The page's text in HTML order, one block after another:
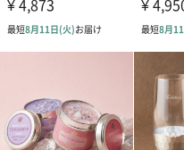
フラワーテディベア
テ
紅茶・コーヒー・スイー